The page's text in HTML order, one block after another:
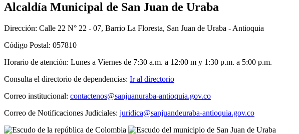
Alcaldía Municipal de San Juan de Uraba
Dirección: Calle 22 N° 22 - 07, Barrio La Floresta, San Juan de Uraba - Antioquia
Código Postal: 057810
Horario de atención: Lunes a Viernes de 7:30 a.m. a 12:00 m y 1:30 p.m. a 5:00 p.m.
Consulta el directorio de dependencias: Ir al directorio
Correo institucional: contactenos@sanjuanuraba-antioquia.gov.co
Correo de Notificaciones Judiciales: juridica@sanjuandeuraba-antioquia.gov.co